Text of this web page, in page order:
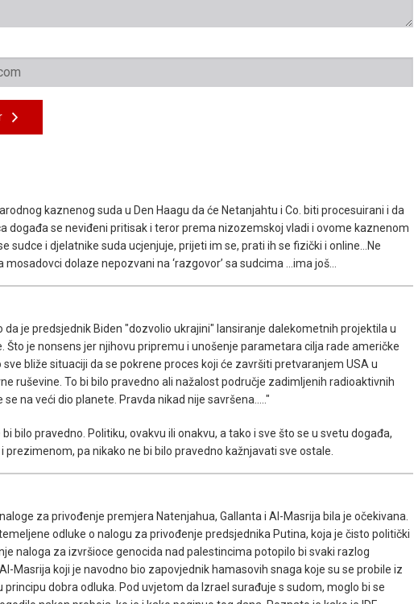
kaznenog suda u Den Haagu da će Netanjahtu i Co. biti procesuirani i da
događa se neviđeni pritisak i teror prema nizozemskoj vladi i ovome kaznenom
sudce i djelatnike suda ucjenjuje, prijeti im se, prati ih se fizički i online…Ne
mosadovci dolaze nepozvani na ‘razgovor’ sa sudcima …ima još…
da je predsjednik Biden "dozvolio ukrajini" lansiranje dalekometnih projektila u
Što je nonsens jer njihovu pripremu i unošenje parametara cilja rade američke
bliže situaciji da se pokrene proces koji će završiti pretvaranjem USA u
ruševine. To bi bilo pravedno ali nažalost područje zadimljenih radioaktivnih
na veći dio planete. Pravda nikad nije savršena....."
bi bilo pravedno. Politiku, ovakvu ili onakvu, a tako i sve što se u svetu događa,
prezimenom, pa nikako ne bi bilo pravedno kažnjavati sve ostale.
za privođenje premjera Natenjahua, Gallanta i Al-Masrija bila je očekivana.
odluke o nalogu za privođenje predsjednika Putina, koja je čisto politički
naloga za izvršioce genocida nad palestincima potopilo bi svaki razlog
Masrija koji je navodno bio zapovjednik hamasovih snaga koje su se probile iz
principu dobra odluka. Pod uvjetom da Izrael surađuje s sudom, moglo bi se